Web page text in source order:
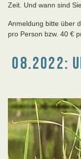
Zeit. Und wann sind
Anmeldung bitte über
pro Person bzw. 40 €
08.2022: